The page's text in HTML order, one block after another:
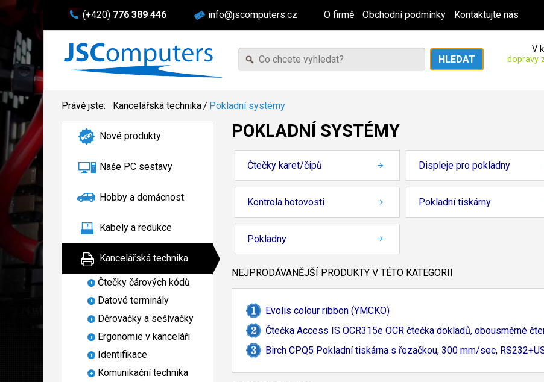
(+420) 776 389 446 info@jscomputers.cz O firmě Obchodní podmínky Kontaktujte nás
V
dopravy
Právě jste: Kancelářská technika/ Pokladní systémy
Nové produkty
Naše PC sestavy
Hobby a domácnost
Kabely a redukce
Kancelářská technika
Čtečky čárových kódů
Datové terminály
Děrovačky a sešívačky
Ergonomie v kanceláři
Identifikace
Komunikační technika
POKLADNÍ SYSTÉMY
Čtečky karet/čipů Displeje pro pokladny
Kontrola hotovosti Pokladní tiskárny
Pokladny
NEJPRODÁVANĚJŠÍ PRODUKTY V TÉTO KATEGORII
Evolis colour ribbon (YMCKO)
Čtečka Access IS OCR315e OCR čtečka dokladů, obousměrné
Birch CPQ5 Pokladní tiskárna s řezačkou, 300 mm/sec, RS232+